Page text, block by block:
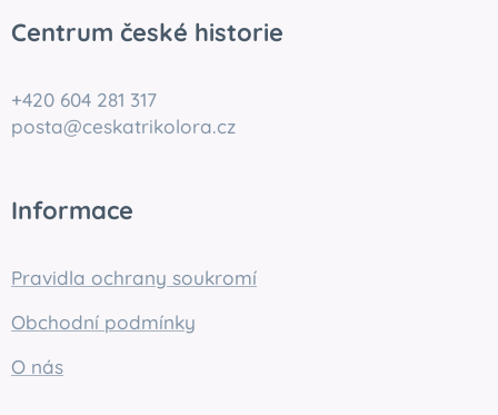
Centrum české historie
+420 604 281 317
posta@ceskatrikolora.cz
Informace
Pravidla ochrany soukromí
Obchodní podmínky
O nás